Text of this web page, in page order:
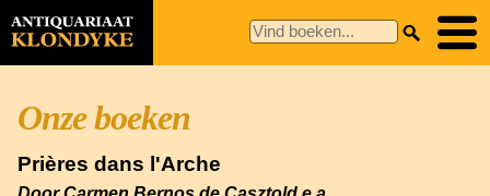
Onze boeken
Prières dans l'Arche